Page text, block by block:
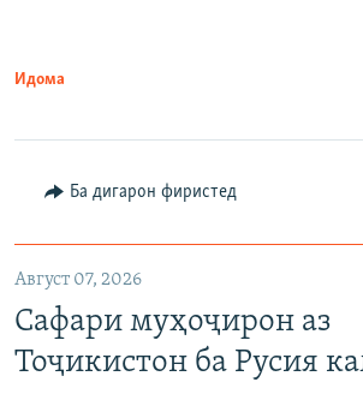
Идома
Ба дигарон фиристед
Август 07, 2026
Сафари муҳоҷирон аз
Тоҷикистон ба Русия